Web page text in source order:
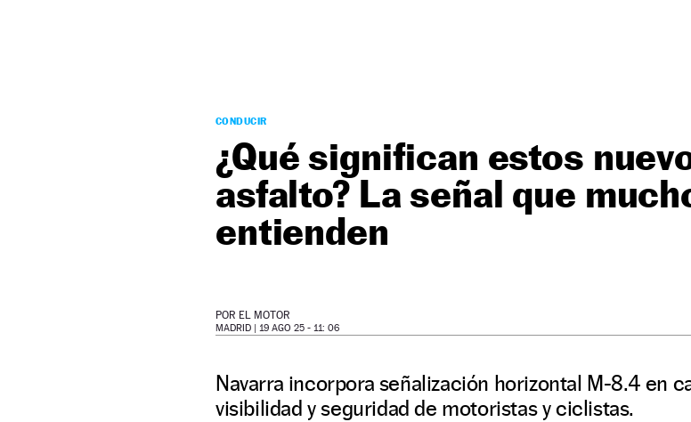
CONDUCIR
¿Qué significan estos
asfalto? La señal que
entienden
POR EL MOTOR
MADRID | 19 AGO 25 - 11: 06
Navarra incorpora señalización horizontal M-8.4 en
visibilidad y seguridad de motoristas y ciclistas.